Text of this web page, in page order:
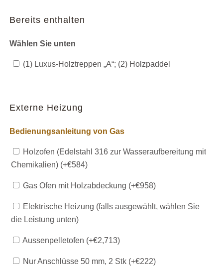
Bereits enthalten
Wählen Sie unten
(1) Luxus-Holztreppen „A“; (2) Holzpaddel
Externe Heizung
Bedienungsanleitung von Gas
Holzofen (Edelstahl 316 zur Wasseraufbereitung mit
Chemikalien) (+€584)
Gas Ofen mit Holzabdeckung (+€958)
Elektrische Heizung (falls ausgewählt, wählen Sie
die Leistung unten)
Aussenpelletofen (+€2,713)
Nur Anschlüsse 50 mm, 2 Stk (+€222)